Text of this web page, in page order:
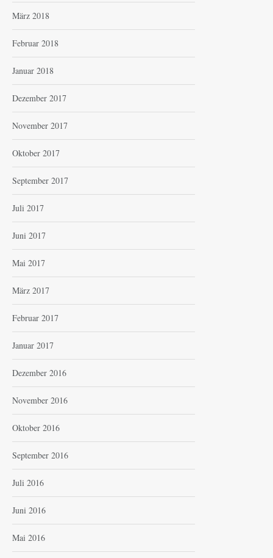
März 2018
Februar 2018
Januar 2018
Dezember 2017
November 2017
Oktober 2017
September 2017
Juli 2017
Juni 2017
Mai 2017
März 2017
Februar 2017
Januar 2017
Dezember 2016
November 2016
Oktober 2016
September 2016
Juli 2016
Juni 2016
Mai 2016